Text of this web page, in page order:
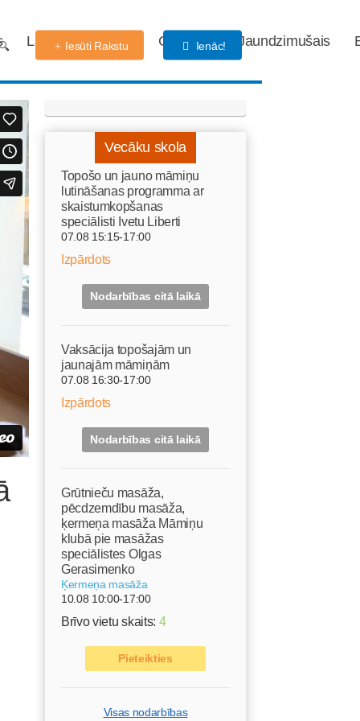
Labdarības fonds Gaidības Jaundzimušais
Iesūti Rakstu Ienāc!
Vecāku skola
Topošo un jauno māmiņu
lutināšanas programma ar
skaistumkopšanas
speciālisti Ivetu Liberti
07.08 15:15-17:00
Izpārdots
Nodarbības citā laikā
Vaksācija topošajām un
jaunajām māmiņām
07.08 16:30-17:00
Izpārdots
Nodarbības citā laikā
Grūtnieču masāža,
pēcdzemdību masāža,
ķermeņa masāža Māmiņu
klubā pie masāžas
speciālistes Olgas
Gerasimenko
Ķermeņa masāža
10.08 10:00-17:00
Brīvo vietu skaits: 4
Pieteikties
Visas nodarbības